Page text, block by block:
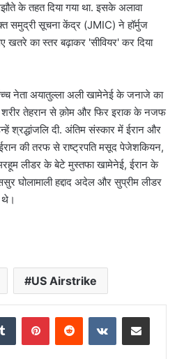
के तहत दिया गया था. इसके अलावा
समुद्री सूचना केंद्र (JMIC) ने हॉर्मुज
का स्तर बढ़ाकर 'सीवियर' कर दिया
नेता अयातुल्ला अली खामेनेई के जनाजे का
शरीर तेहरान से क़ोम और फिर इराक के नजफ
श्रद्धांजलि दी. अंतिम संस्कार में ईरान और
की तरफ से राष्ट्रपति मसूद पेजेशकियन,
लीडर के बेटे मुस्तफा खामेनेई, ईरान के
घोलामाली हद्दाद अदेल और सुप्रीम लीडर
थे।
US Airstrike
Tumblr PinterestReddit VKontakteShare via Email